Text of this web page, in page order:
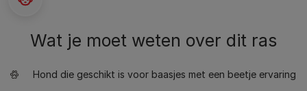
Wat je moet weten over dit ras
Hond die geschikt is voor baasjes met een beetje ervaring